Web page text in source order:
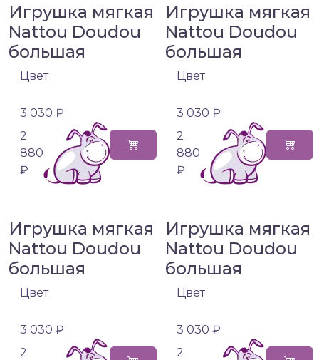
Игрушка мягкая
Nattou Doudou
большая
Цвет
3 030 ₽
2
880
₽
Игрушка мягкая
Nattou Doudou
большая
Цвет
3 030 ₽
2
880
₽
Игрушка мягкая
Nattou Doudou
большая
Цвет
3 030 ₽
2
Игрушка мягкая
Nattou Doudou
большая
Цвет
3 030 ₽
2